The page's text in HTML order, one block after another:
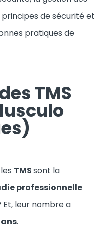
principes de sécurité et
pratiques de
TMS
TMSsont la
professionnelle
Et, leur nombre a
ans.